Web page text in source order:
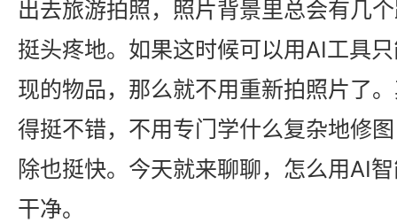
出去旅游拍照，照片背景里总会有几
挺头疼地。如果这时候可以用AI工具
现的物品，那么就不用重新拍照片了
得挺不错，不用专门学什么复杂地修
除也挺快。今天就来聊聊，怎么用AI
干净。